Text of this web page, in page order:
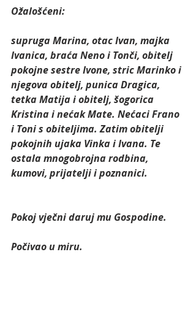
Ožalošćeni:
supruga Marina, otac Ivan, majka
Ivanica, braća Neno i Tonči, obitelj
pokojne sestre Ivone, stric Marinko i
njegova obitelj, punica Dragica,
tetka Matija i obitelj, šogorica
Kristina i nećak Mate. Nećaci Frano
i Toni s obiteljima. Zatim obitelji
pokojnih ujaka Vinka i Ivana. Te
ostala mnogobrojna rodbina,
kumovi, prijatelji i poznanici.
Pokoj vječni daruj mu Gospodine.
Počivao u miru.